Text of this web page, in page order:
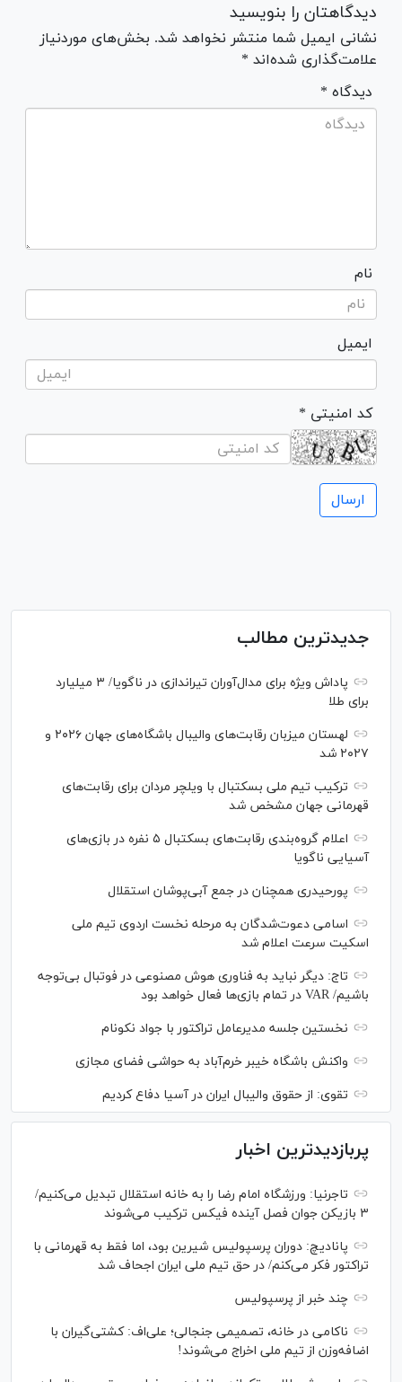
دیدگاهتان را بنویسید
نشانی ایمیل شما منتشر نخواهد شد. بخش‌های موردنیاز
علامت‌گذاری شده‌اند *
* دیدگاه
نام
ایمیل
* کد امنیتی
جدیدترین مطالب
پاداش ویژه برای مدال‌آوران تیراندازی در ناگویا/ ۳ میلیارد
برای طلا
لهستان میزبان رقابت‌های والیبال باشگاه‌های جهان ۲۰۲۶ و
۲۰۲۷ شد
ترکیب تیم ملی بسکتبال با ویلچر مردان برای رقابت‌های
قهرمانی جهان مشخص شد
اعلام گروه‌بندی رقابت‌های بسکتبال ۵ نفره در بازی‌های
آسیایی ناگویا
پورحیدری همچنان در جمع آبی‌پوشان استقلال
اسامی دعوت‌شدگان به مرحله نخست اردوی تیم ملی
اسکیت سرعت اعلام شد
تاج: دیگر نباید به فناوری هوش مصنوعی در فوتبال بی‌توجه
باشیم/ VAR در تمام بازی‌ها فعال خواهد بود
نخستین جلسه مدیرعامل تراکتور با جواد نکونام
واکنش باشگاه خیبر خرم‌آباد به حواشی فضای مجازی
تقوی: از حقوق والیبال ایران در آسیا دفاع کردیم
پربازدیدترین اخبار
تاجرنیا: ورزشگاه امام رضا را به خانه استقلال تبدیل می‌کنیم/
۳ بازیکن جوان فصل آینده فیکس ترکیب می‌شوند
پانادیچ: دوران پرسپولیس شیرین بود، اما فقط به قهرمانی با
تراکتور فکر می‌کنم/ در حق تیم ملی ایران اجحاف شد
چند خبر از پرسپولیس
ناکامی در خانه، تصمیمی جنجالی؛ علی‌اف: کشتی‌گیران با
اضافه‌وزن از تیم ملی اخراج می‌شوند!